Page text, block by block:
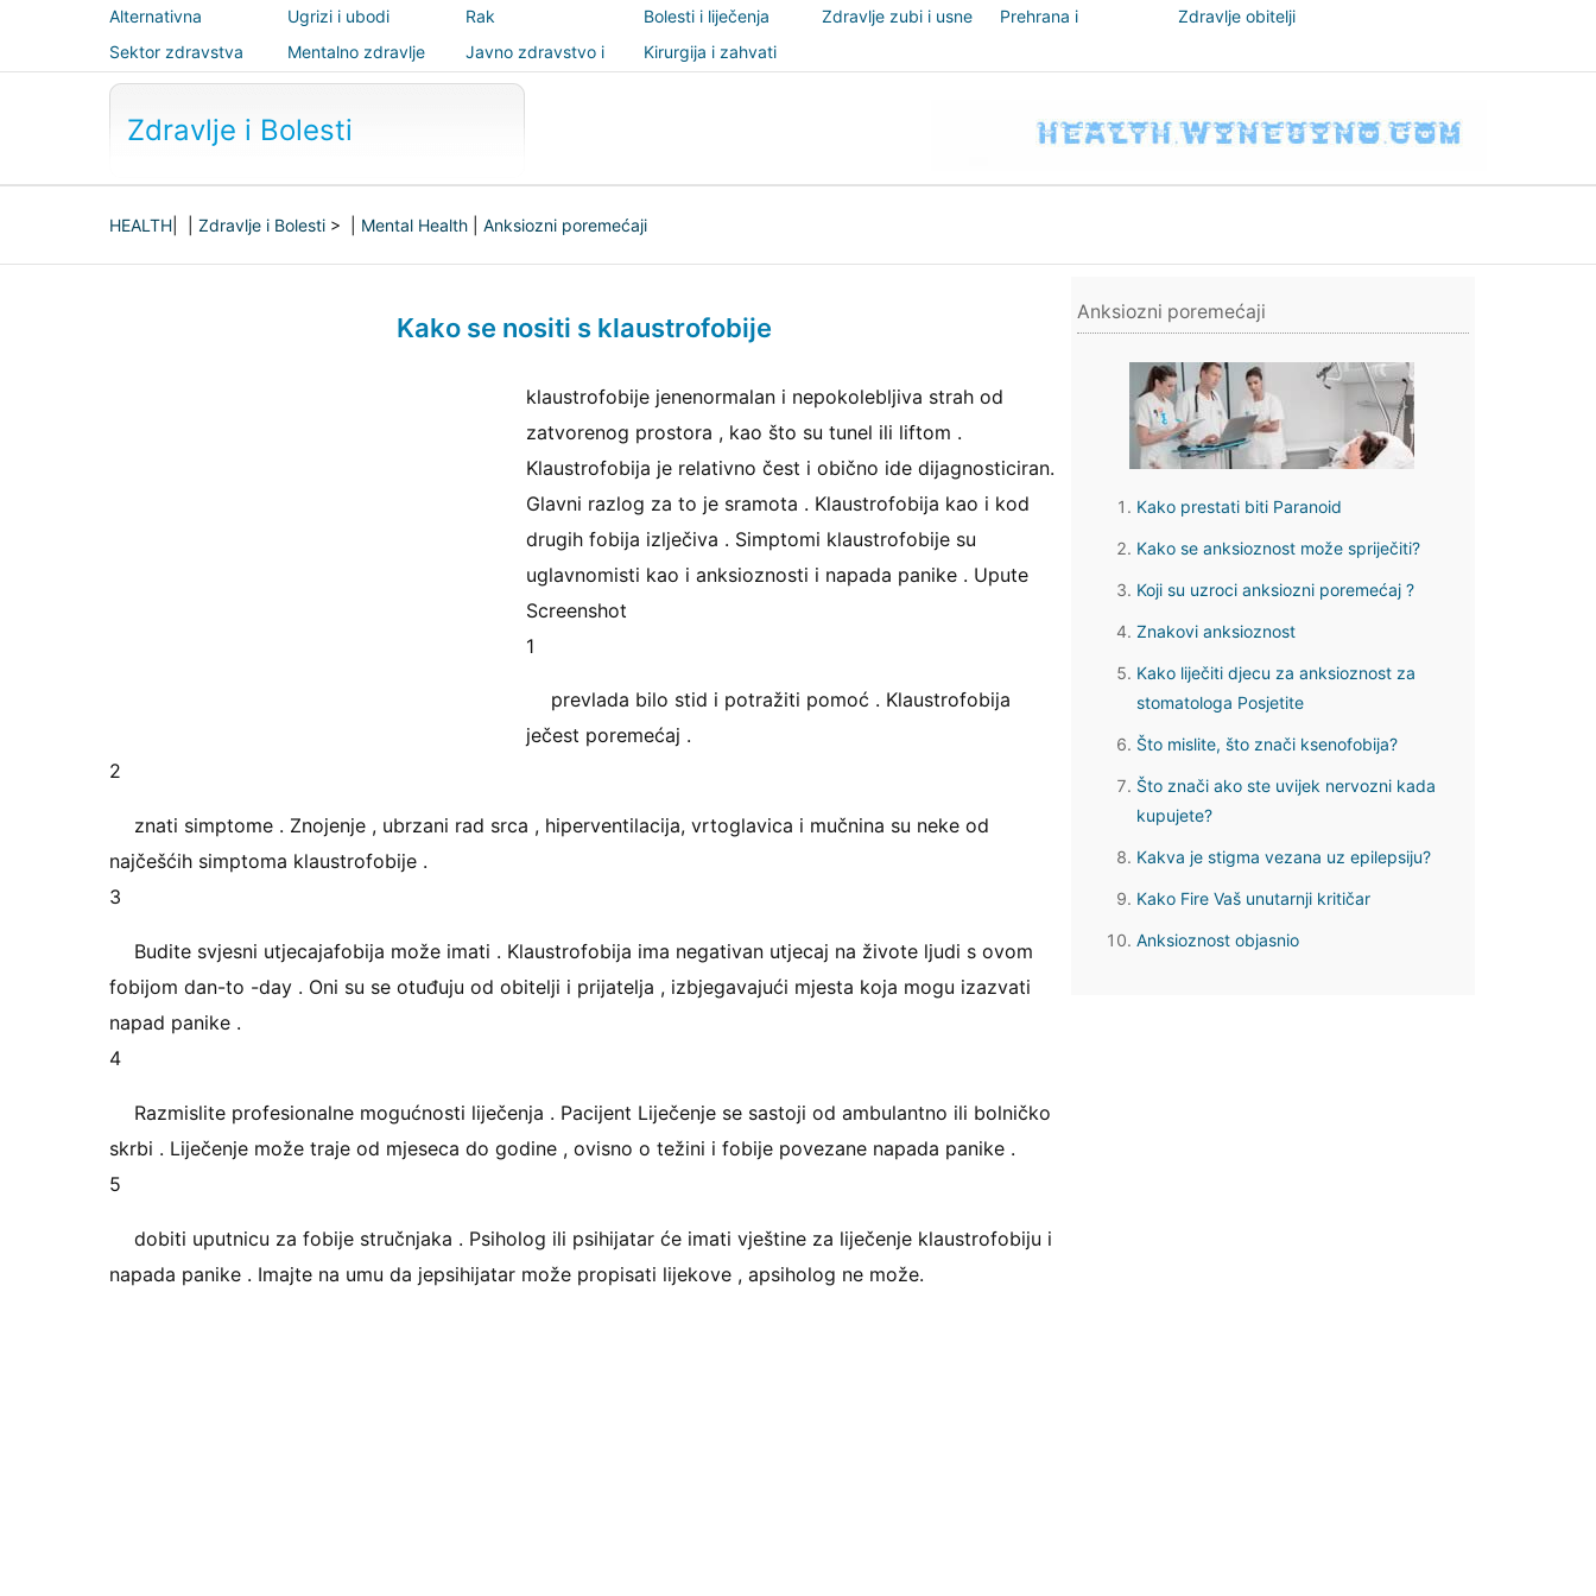
Alternativna
medicina
Ugrizi i ubodi Rak Bolesti i liječenja
Zdravlje zubi i usne
Prehrana i
Zdravlje obitelji
Sektor zdravstva
Mentalno zdravlje
Javno zdravstvo i
sigurnost
Kirurgija i zahvati
Zdravlje i Bolesti
HEALTH Zdravlje i Bolesti > | Mental Health Anksiozni poremećaji
Kako se nositi s klaustrofobije
klaustrofobije jenenormalan i nepokolebljiva strah od
zatvorenog prostora , kao što su tunel ili liftom .
Klaustrofobija je relativno čest i obično ide dijagnosticiran.
Glavni razlog za to je sramota . Klaustrofobija kao i kod
drugih fobija izlječiva . Simptomi klaustrofobije su
uglavnomisti kao i anksioznosti i napada panike . Upute
Screenshot
1
prevlada bilo stid i potražiti pomoć . Klaustrofobija
ječest poremećaj .
2
znati simptome . Znojenje , ubrzani rad srca , hiperventilacija, vrtoglavica i mučnina su neke od
najčešćih simptoma klaustrofobije .
3
Budite svjesni utjecajafobija može imati . Klaustrofobija ima negativan utjecaj na živote ljudi s ovom
fobijom dan-to -day . Oni su se otuđuju od obitelji i prijatelja , izbjegavajući mjesta koja mogu izazvati
napad panike .
4
Razmislite profesionalne mogućnosti liječenja . Pacijent Liječenje se sastoji od ambulantno ili bolničko
skrbi . Liječenje može traje od mjeseca do godine , ovisno o težini i fobije povezane napada panike .
5
dobiti uputnicu za fobije stručnjaka . Psiholog ili psihijatar će imati vještine za liječenje klaustrofobiju i
napada panike . Imajte na umu da jepsihijatar može propisati lijekove , apsiholog ne može.
Anksiozni poremećaji
Kako prestati biti Paranoid
Kako se anksioznost može spriječiti?
Koji su uzroci anksiozni poremećaj ?
Znakovi anksioznost
Kako liječiti djecu za anksioznost za
stomatologa Posjetite
Što mislite, što znači ksenofobija?
Što znači ako ste uvijek nervozni kada
kupujete?
Kakva je stigma vezana uz epilepsiju?
Kako Fire Vaš unutarnji kritičar
Anksioznost objasnio